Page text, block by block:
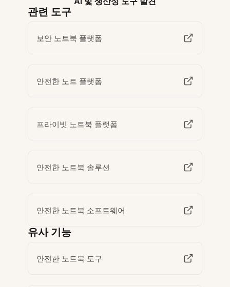
관련 도구
보안 노트북 플랫폼
안전한 노트 플랫폼
프라이빗 노트북 플랫폼
안전한 노트북 솔루션
안전한 노트북 소프트웨어
유사 기능
안전한 노트북 도구